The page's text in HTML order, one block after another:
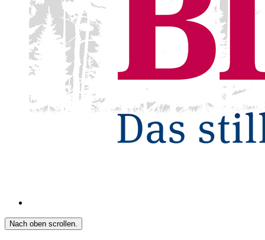
Nach oben scrollen.